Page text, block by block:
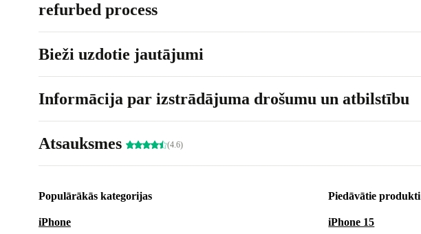
refurbed process
Bieži uzdotie jautājumi
Informācija par izstrādājuma drošumu un atbilstību
Atsauksmes (4.6)
Populārākās kategorijas
iPhone
Piedāvātie produkti
iPhone 15